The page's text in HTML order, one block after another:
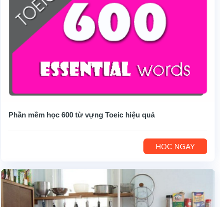
Phần mềm học 600 từ vựng Toeic hiệu quả
HỌC NGAY